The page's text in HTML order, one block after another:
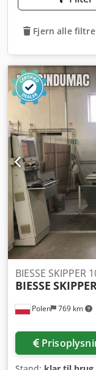
Fjern alle filtre
Polen 769 km
BIESSE SKIPPER
BIESSE